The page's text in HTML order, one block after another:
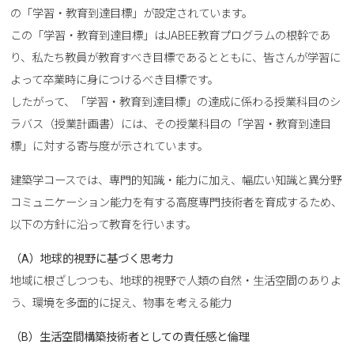
の「学習・教育到達目標」が設定されています。
この「学習・教育到達目標」はJABEE教育プログラムの根幹であ
り、私たち教員が教育すべき目標であるとともに、皆さんが学習に
よって卒業時に身につけるべき目標です。
したがって、「学習・教育到達目標」の達成に係わる授業科目のシ
ラバス（授業計画書）には、その授業科目の「学習・教育到達目
標」に対する寄与度が示されています。
建築学コースでは、専門的知識・能力に加え、幅広い知識と異分野
コミュニケーション能力を有する高度専門技術者を育成するため、
以下の方針に沿って教育を行います。
（A）地球的視野に基づく思考力
地域に根ざしつつも、地球的視野で人類の自然・生活空間のありよ
う、環境を多面的に捉え、物事を考える能力
（B）生活空間構築技術者としての責任感と倫理